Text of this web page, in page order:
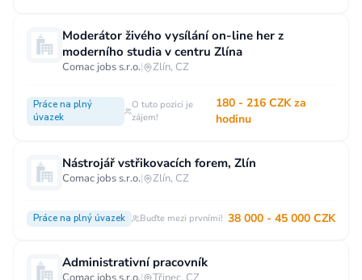
Moderátor živého vysílání on-line her z
moderního studia v centru Zlína
Comac jobs s.r.o.| Zlín, CZ
Práce na plný
úvazek
O tuto pozici je
zájem!
180 - 216 CZK za
hodinu
Nástrojář vstřikovacích forem, Zlín
Comac jobs s.r.o.| Zlín, CZ
Práce na plný úvazek Buďte mezi prvními! 38 000 - 45 000 CZK
Administrativní pracovník